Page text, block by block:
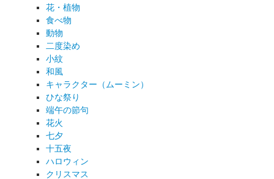
花・植物
食べ物
動物
二度染め
小紋
和風
キャラクター（ムーミン）
ひな祭り
端午の節句
花火
七夕
十五夜
ハロウィン
クリスマス